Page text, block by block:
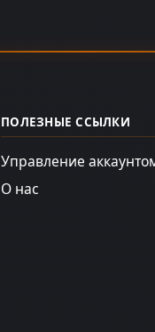
ПОЛЕЗНЫЕ ССЫЛКИ
Управление
О нас